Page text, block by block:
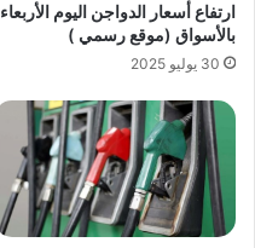
ارتفاع أسعار الدواجن اليوم الأربعاء
بالأسواق (موقع رسمي )
30 يوليو 2025